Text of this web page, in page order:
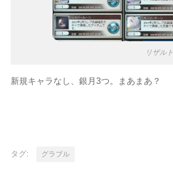
リザルト
新規キャラなし、銀月3つ。まあまあ？
タグ: グラブル